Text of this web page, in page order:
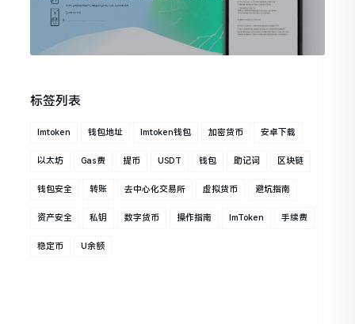
标签列表
Imtoken 钱包地址 Imtoken钱包 加密货币 安卓下载
以太坊 Gas费 提币 USDT 钱包 助记词 区块链
钱包安全 转账 去中心化交易所 虚拟货币 避坑指南
资产安全 私钥 数字货币 操作指南 ImToken 手续费
稳定币 U余额